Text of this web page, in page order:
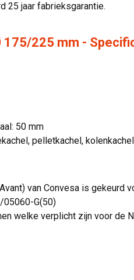
25 jaar fabrieksgarantie.
175/225 mm -
50 mm
pelletkachel,
van Convesa is gekeurd
05060-G(50)
welke verplicht zijn voor de